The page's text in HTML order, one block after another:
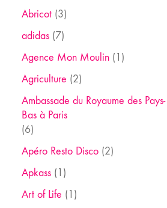
Abricot(3)
adidas(7)
Agence Mon Moulin(1)
Agriculture (2)
Ambassade du Royaume des Pays-
Bas à Paris
(6)
Apéro Resto Disco(2)
Apkass(1)
Art of Life (1)